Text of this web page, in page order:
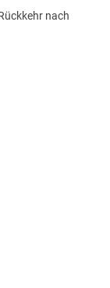
nach